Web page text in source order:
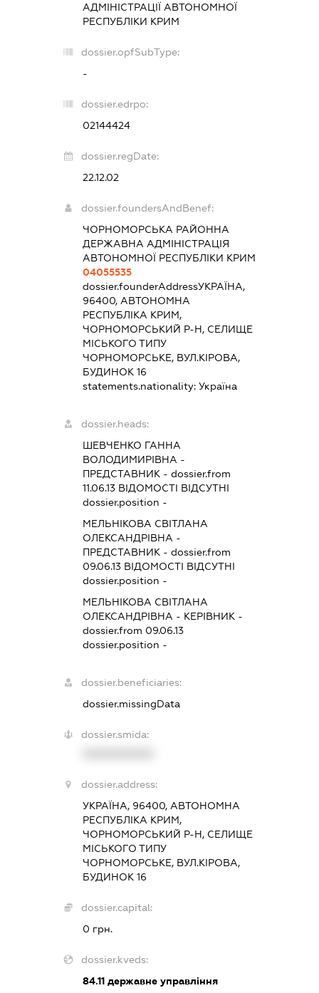
АДМІНІСТРАЦІЇ АВТОНОМНОЇ
РЕСПУБЛІКИ КРИМ
dossier.opfSubType:
-
dossier.edrpo:
02144424
dossier.regDate:
22.12.02
dossier.foundersAndBenef:
ЧОРНОМОРСЬКА РАЙОННА
ДЕРЖАВНА АДМІНІСТРАЦІЯ
АВТОНОМНОЇ РЕСПУБЛІКИ КРИМ
04055535
dossier.founderAddressУКРАЇНА,
96400, АВТОНОМНА
РЕСПУБЛІКА КРИМ,
ЧОРНОМОРСЬКИЙ Р-Н, СЕЛИЩЕ
МІСЬКОГО ТИПУ
ЧОРНОМОРСЬКЕ, ВУЛ.КІРОВА,
БУДИНОК 16
statements.nationality: Україна
dossier.heads:
ШЕВЧЕНКО ГАННА
ВОЛОДИМИРІВНА -
ПРЕДСТАВНИК - dossier.from
11.06.13ВІДОМОСТІ ВІДСУТНІ
dossier.position -
МЕЛЬНІКОВА СВІТЛАНА
ОЛЕКСАНДРІВНА -
ПРЕДСТАВНИК - dossier.from
09.06.13ВІДОМОСТІ ВІДСУТНІ
dossier.position -
МЕЛЬНІКОВА СВІТЛАНА
ОЛЕКСАНДРІВНА - КЕРІВНИК -
dossier.from 09.06.13
dossier.position -
dossier.beneficiaries:
dossier.missingData
dossier.smida:
dossier.address:
УКРАЇНА, 96400, АВТОНОМНА
РЕСПУБЛІКА КРИМ,
ЧОРНОМОРСЬКИЙ Р-Н, СЕЛИЩЕ
МІСЬКОГО ТИПУ
ЧОРНОМОРСЬКЕ, ВУЛ.КІРОВА,
БУДИНОК 16
dossier.capital:
0 грн.
dossier.kveds:
84.11державне управління